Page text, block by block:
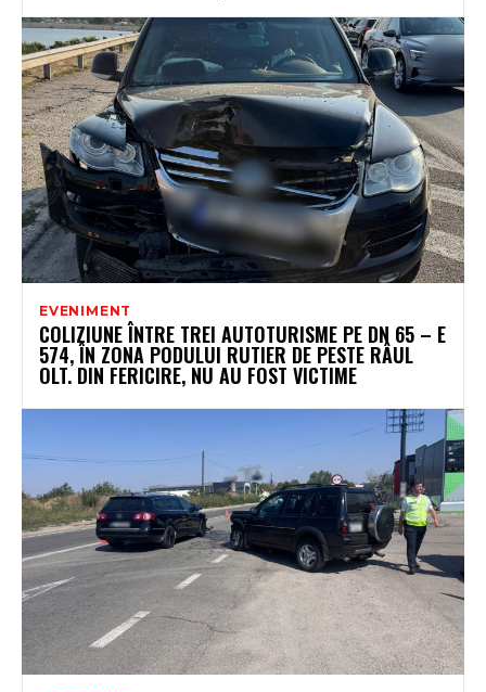
EVENIMENT
COLIZIUNE ÎNTRE TREI AUTOTURISME PE DN 65 – E
574, ÎN ZONA PODULUI RUTIER DE PESTE RÂUL
OLT. DIN FERICIRE, NU AU FOST VICTIME